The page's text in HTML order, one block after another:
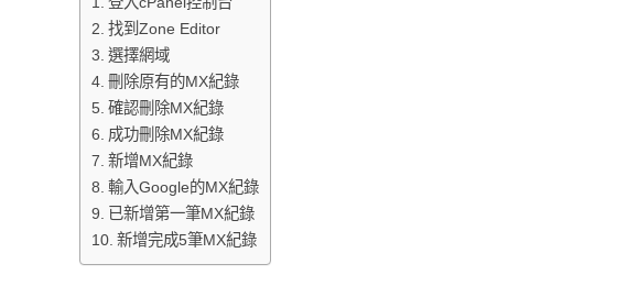
找到Zone Editor
選擇網域
刪除原有的MX紀錄
確認刪除MX紀錄
成功刪除MX紀錄
新增MX紀錄
輸入Google的MX紀錄
已新增第一筆MX紀錄
新增完成5筆MX紀錄